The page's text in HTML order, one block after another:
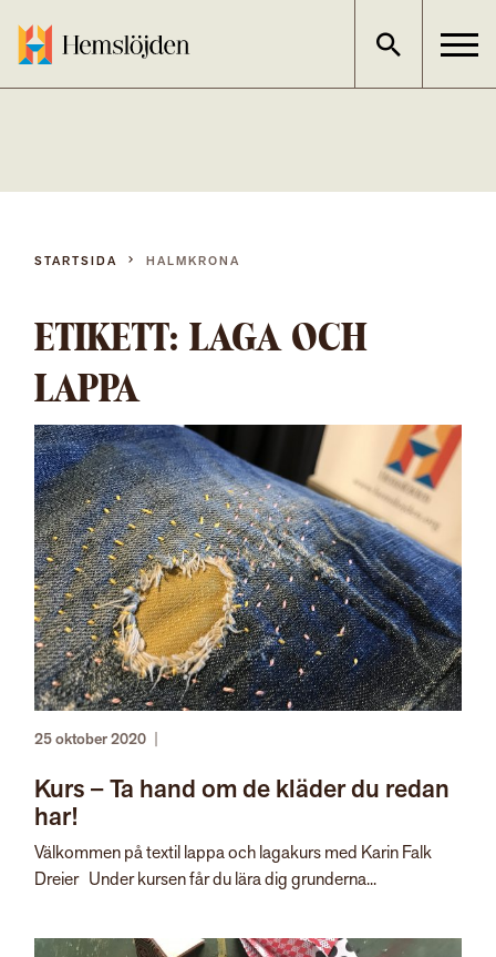
innehållet
STARTSIDA HALMKRONA
ETIKETT: LAGA OCH
LAPPA
25 oktober 2020
Kurs – Ta hand om de kläder du redan
har!
Välkommen på textil lappa och lagakurs med Karin Falk
Dreier Under kursen får du lära dig grunderna...